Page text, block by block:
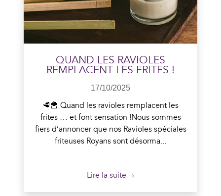
QUAND LES RAVIOLES
REMPLACENT LES FRITES !
17/10/2025
🥩🍟 Quand les ravioles remplacent les
frites … et font sensation !Nous sommes
fiers d’annoncer que nos Ravioles spéciales
friteuses Royans sont désorma...
Lire la suite